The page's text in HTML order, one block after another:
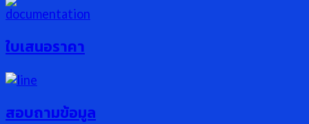
ใบเสนอราคา
สอบถามข้อมูล